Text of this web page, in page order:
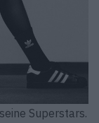
Superstars.